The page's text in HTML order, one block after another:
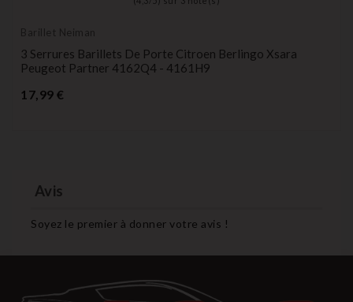
Barillet Neiman
3 Serrures Barillets De Porte Citroen Berlingo Xsara
Peugeot Partner 4162Q4 - 4161H9
17,99 €
Avis
Soyez le premier à donner votre avis !